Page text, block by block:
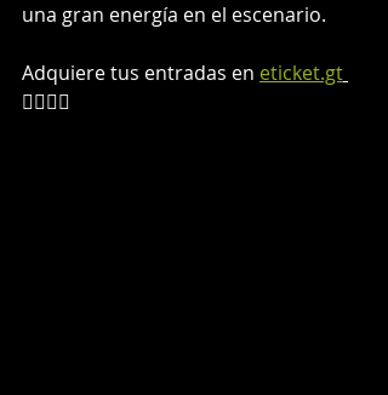
una gran energía en el escenario.
Adquiere tus entradas en eticket.gt
👈🏻👈🏻